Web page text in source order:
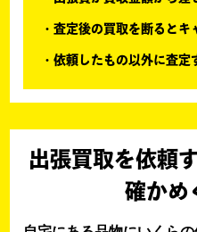
査定後の買取を断るとキ
依頼したもの以外に査定
出張買取を依頼
確かめ